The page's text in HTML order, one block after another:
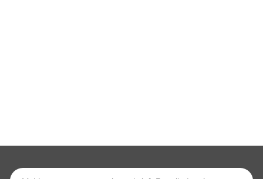
ABONNEREN OP HET LAATSTE NIEUWS